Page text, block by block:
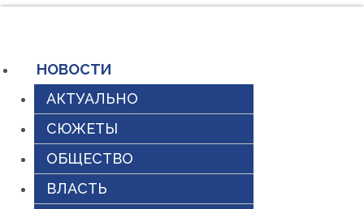
содержимому
НОВОСТИ
АКТУАЛЬНО
СЮЖЕТЫ
ОБЩЕСТВО
ВЛАСТЬ